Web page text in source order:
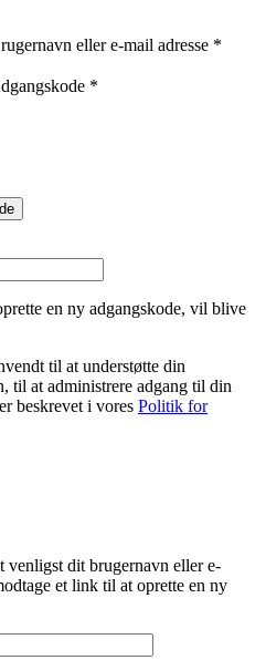
eller e-mail adresse *
*
en ny adgangskode, vil blive
til at understøtte din
til at administrere adgang til din
beskrevet i vores Politik for
venligst dit brugernavn eller e-
et link til at oprette en ny